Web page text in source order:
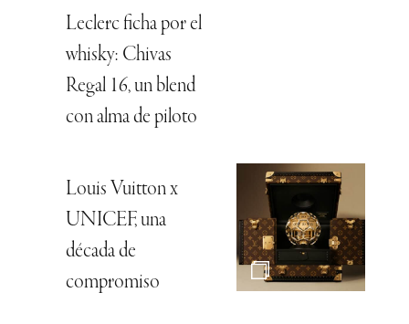
Leclerc ficha por el
whisky: Chivas
Regal 16, un blend
con alma de piloto
Louis Vuitton x
UNICEF, una
década de
compromiso